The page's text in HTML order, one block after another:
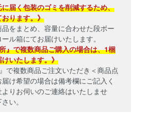
届く包装のゴミを削減するため、
ります。》
をまとめ、容量に合わせた段ボー
ル箱にてお届けいたします。
』で複数商品ご購入の場合は、1梱
いたします。》
で複数商品ご注文いただき＜商品点
け希望の場合は備考欄にご記入く
りお伺いのご連絡はいたしませ
い。